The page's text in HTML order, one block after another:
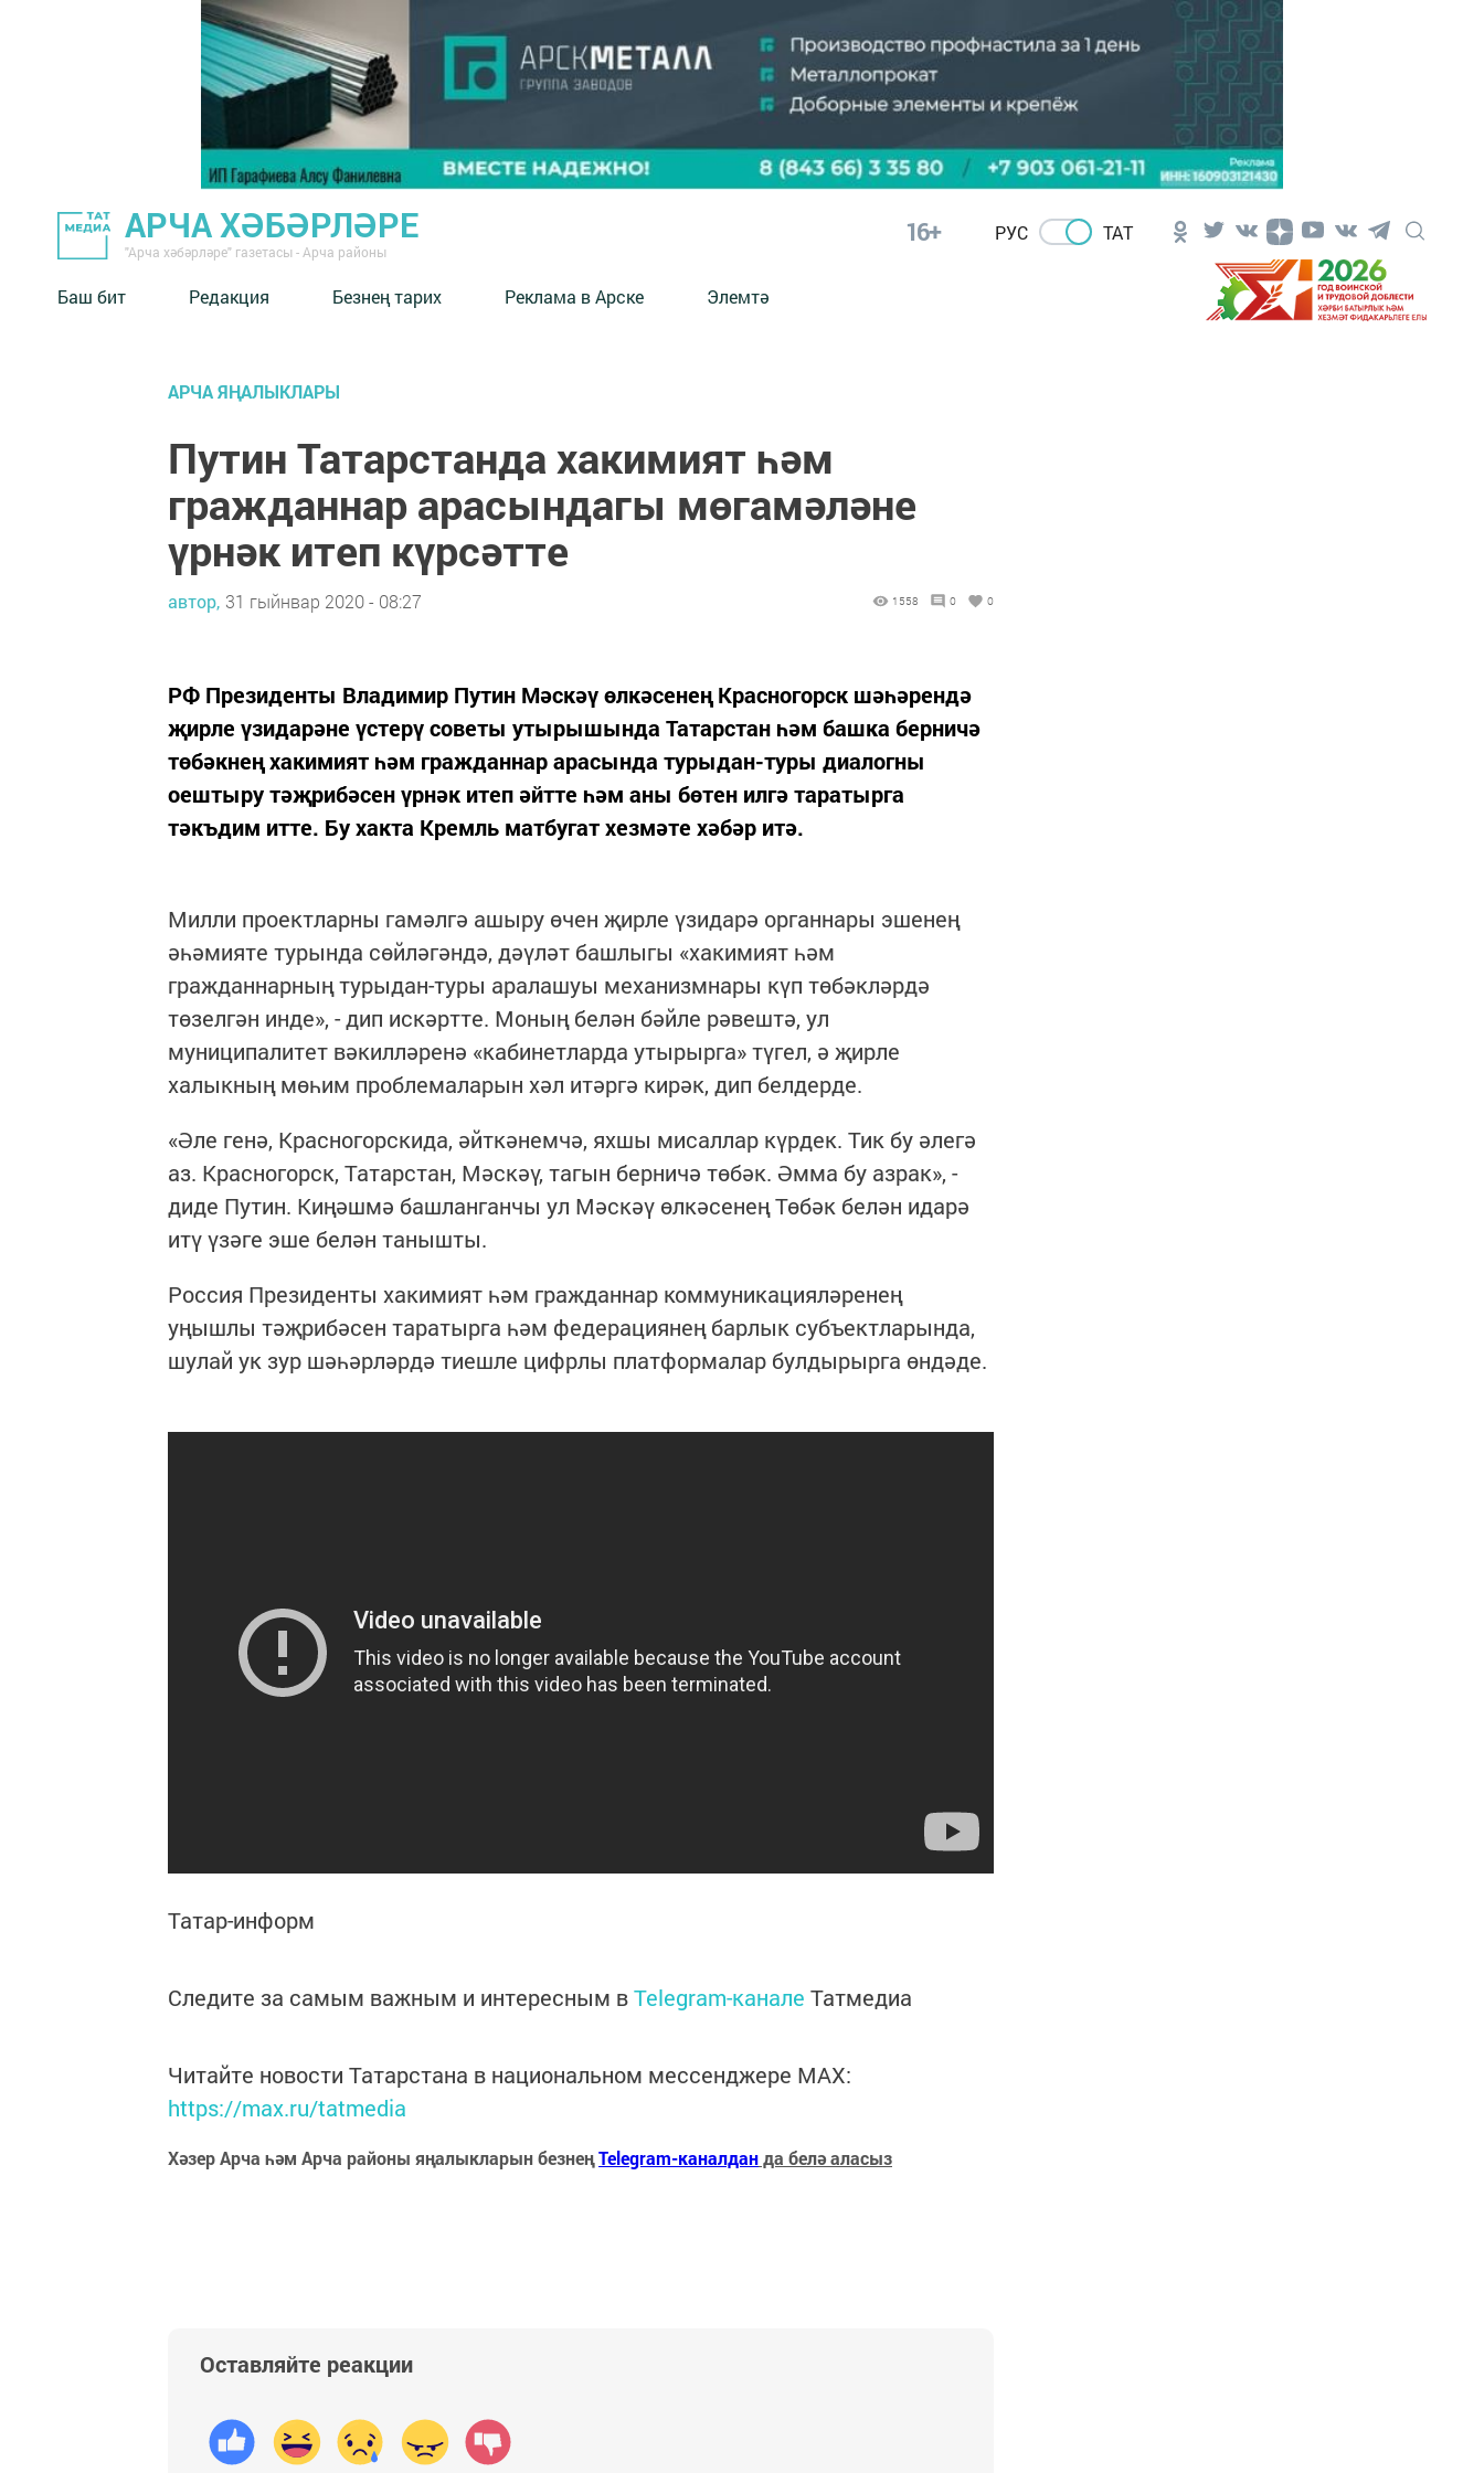
АРЧА ХӘБӘРЛӘРЕ
"Арча хәбәрләре" газетасы - Арча районы
16+ РУС ТАТ
Баш бит Редакция Безнең тарих Реклама в Арске Элемтә
АРЧА ЯҢАЛЫКЛАРЫ
Путин Татарстанда хакимият һәм
гражданнар арасындагы мөгамәләне
үрнәк итеп күрсәтте
автор, 31 гыйнвар 2020 - 08:27 1558 0 0
РФ Президенты Владимир Путин Мәскәү өлкәсенең Красногорск шәһәрендә
җирле үзидарәне үстерү советы утырышында Татарстан һәм башка берничә
төбәкнең хакимият һәм гражданнар арасында турыдан-туры диалогны
оештыру тәҗрибәсен үрнәк итеп әйтте һәм аны бөтен илгә таратырга
тәкъдим итте. Бу хакта Кремль матбугат хезмәте хәбәр итә.
Милли проектларны гамәлгә ашыру өчен җирле үзидарә органнары эшенең
әһәмияте турында сөйләгәндә, дәүләт башлыгы «хакимият һәм
гражданнарның турыдан-туры аралашуы механизмнары күп төбәкләрдә
төзелгән инде», - дип искәртте. Моның белән бәйле рәвештә, ул
муниципалитет вәкилләренә «кабинетларда утырырга» түгел, ә җирле
халыкның мөһим проблемаларын хәл итәргә кирәк, дип белдерде.
«Әле генә, Красногорскида, әйткәнемчә, яхшы мисаллар күрдек. Тик бу әлегә
аз. Красногорск, Татарстан, Мәскәү, тагын берничә төбәк. Әмма бу азрак», -
диде Путин. Киңәшмә башланганчы ул Мәскәү өлкәсенең Төбәк белән идарә
итү үзәге эше белән танышты.
Россия Президенты хакимият һәм гражданнар коммуникацияләренең
уңышлы тәҗрибәсен таратырга һәм федерациянең барлык субъектларында,
шулай ук зур шәһәрләрдә тиешле цифрлы платформалар булдырырга өндәде.
Татар-информ
Следите за самым важным и интересным вTelegram-канале Татмедиа
Читайте новости Татарстана в национальном мессенджере MАХ:
https://max.ru/tatmedia
Хәзер Арча һәм Арча районы яңалыкларын безнеңTelegram-каналданда белә аласыз
Оставляйте реакции